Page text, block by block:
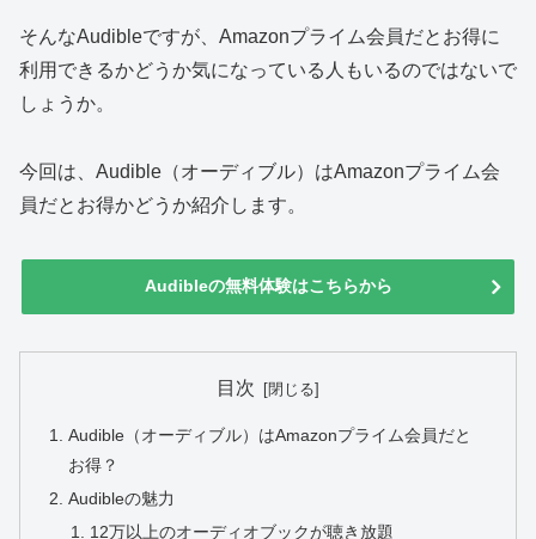
そんなAudibleですが、Amazonプライム会員だとお得に
利用できるかどうか気になっている人もいるのではないで
しょうか。
今回は、Audible（オーディブル）はAmazonプライム会
員だとお得かどうか紹介します。
Audibleの無料体験はこちらから
目次
Audible（オーディブル）はAmazonプライム会員だと
お得？
Audibleの魅力
12万以上のオーディオブックが聴き放題